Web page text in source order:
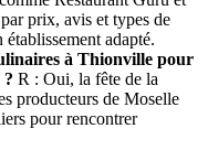
prix, avis et types de
adapté.
à Thionville pour
R : Oui, la fête de la
producteurs de Moselle
pour rencontrer